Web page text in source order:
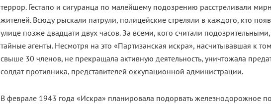
террор. Гестапо и сигуранца по малейшему подозрению расстреливали
жителей. Всюду рыскали патрули, полицейские стреляли в каждого, кто
улице позже двадцати двух часов. За всеми, кого считали
тайные агенты. Несмотря на это «Партизанская искра», насчитывавшая к
свыше 30 членов, не прекращала активную деятельность, уничтожала
солдат противника, представителей оккупационной администрации.
В феврале 1943 года «Искра» планировала подорвать железнодорожное